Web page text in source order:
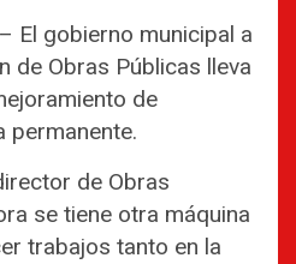
El gobierno municipal a
de Obras Públicas lleva
de
permanente.
de Obras
se tiene otra máquina
trabajos tanto en la